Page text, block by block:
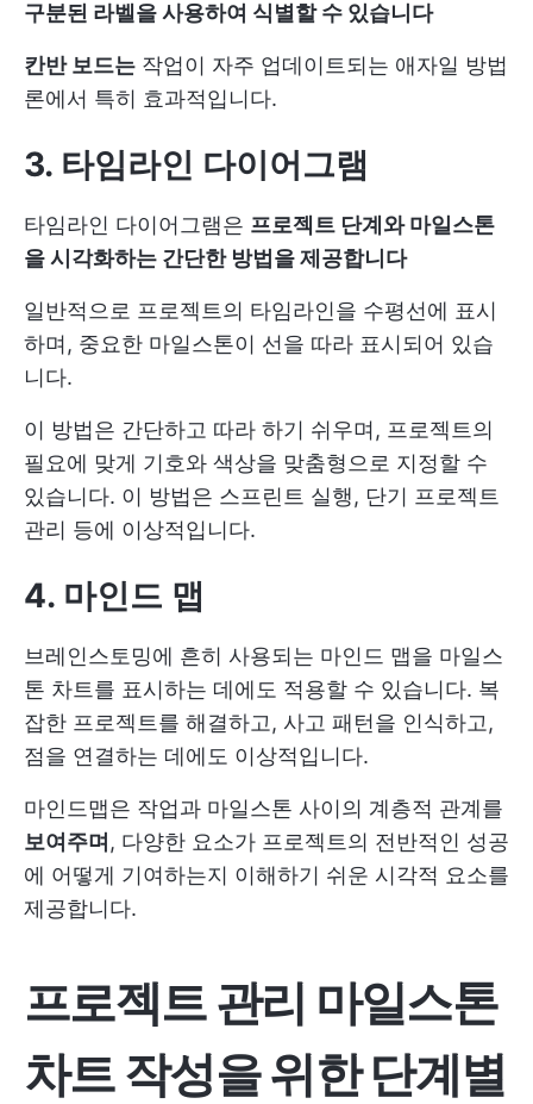
구분된 라벨을 사용하여 식별할 수 있습니다
칸반 보드는 작업이 자주 업데이트되는 애자일 방법
론에서 특히 효과적입니다.
3. 타임라인 다이어그램
타임라인 다이어그램은 프로젝트 단계와 마일스톤
을 시각화하는 간단한 방법을 제공합니다
일반적으로 프로젝트의 타임라인을 수평선에 표시
하며, 중요한 마일스톤이 선을 따라 표시되어 있습
니다.
이 방법은 간단하고 따라 하기 쉬우며, 프로젝트의
필요에 맞게 기호와 색상을 맞춤형으로 지정할 수
있습니다. 이 방법은 스프린트 실행, 단기 프로젝트
관리 등에 이상적입니다.
4. 마인드 맵
브레인스토밍에 흔히 사용되는 마인드 맵을 마일스
톤 차트를 표시하는 데에도 적용할 수 있습니다. 복
잡한 프로젝트를 해결하고, 사고 패턴을 인식하고,
점을 연결하는 데에도 이상적입니다.
마인드맵은 작업과 마일스톤 사이의 계층적 관계를
보여주며 , 다양한 요소가 프로젝트의 전반적인 성공
에 어떻게 기여하는지 이해하기 쉬운 시각적 요소를
제공합니다.
프로젝트 관리 마일스톤
차트 작성을 위한 단계별